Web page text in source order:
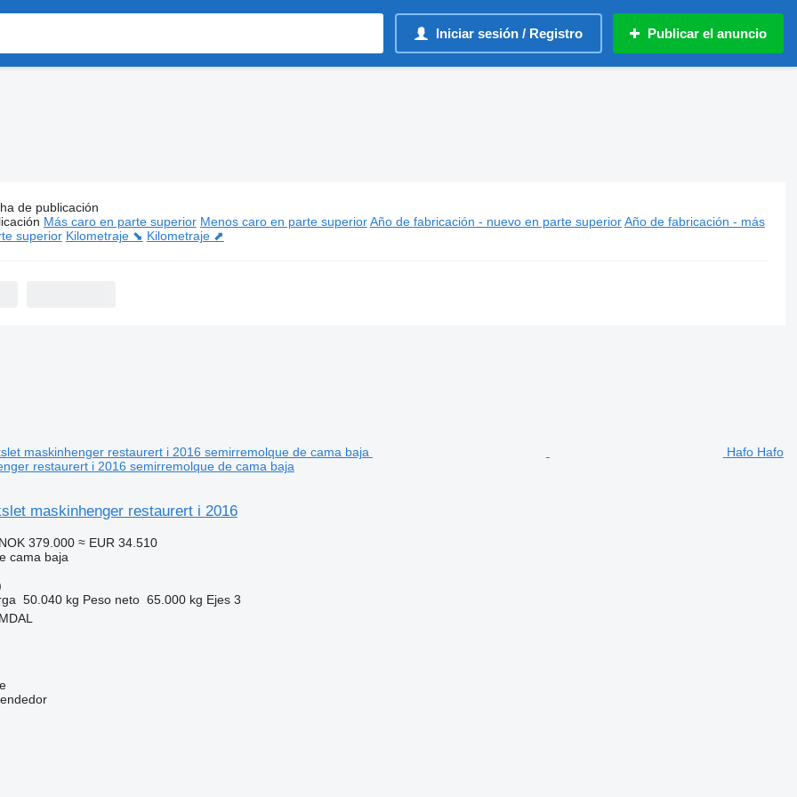
Iniciar sesión / Registro Publicar el anuncio
Hafo semirremolques
de publicación
Más caro en parte superior Menos caro en parte superior Año de fabricación - nuevo en parte superior Año de fabricación - más
superior Kilometraje ⬊ Kilometraje ⬈
Hafo Hafo
restaurert i 2016 semirremolque de cama baja
maskinhenger restaurert i 2016
NOK 379.000 ≈ EUR 34.510
cama baja
50.040 kg Peso neto 65.000 kg Ejes 3